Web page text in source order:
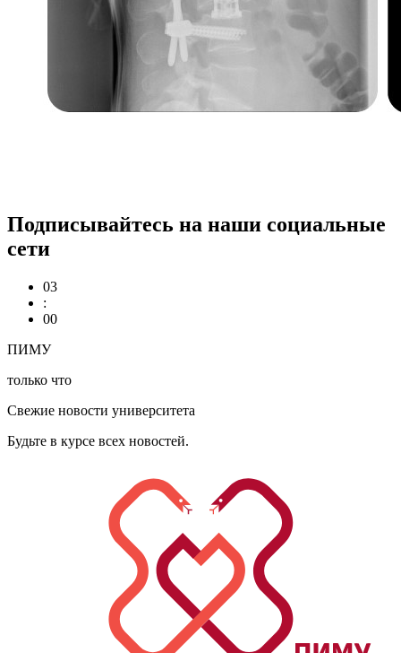
Подписывайтесь на наши социальные
сети
03
:
00
ПИМУ
только что
Свежие новости университета
Будьте в курсе всех новостей.